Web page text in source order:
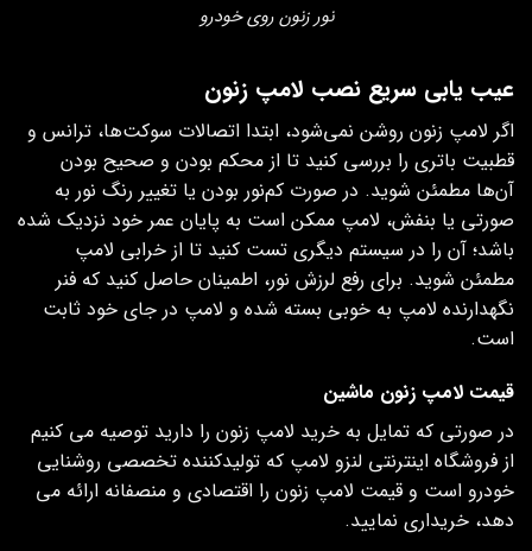
نور زنون روی خودرو
عیب‌ یابی سریع نصب لامپ زنون
اگر لامپ زنون روشن نمی‌شود، ابتدا اتصالات سوکت‌ها، ترانس و
قطبیت باتری را بررسی کنید تا از محکم بودن و صحیح بودن
آن‌ها مطمئن شوید. در صورت کم‌نور بودن یا تغییر رنگ نور به
صورتی یا بنفش، لامپ ممکن است به پایان عمر خود نزدیک شده
باشد؛ آن را در سیستم دیگری تست کنید تا از خرابی لامپ
مطمئن شوید. برای رفع لرزش نور، اطمینان حاصل کنید که فنر
نگهدارنده لامپ به خوبی بسته شده و لامپ در جای خود ثابت
است.
قیمت لامپ زنون ماشین
در صورتی که تمایل به خرید لامپ زنون را دارید توصیه می کنیم
از فروشگاه اینترنتی لنزو لامپ که تولیدکننده تخصصی روشنایی
خودرو است و قیمت لامپ زنون را اقتصادی و منصفانه ارائه می
دهد، خریداری نمایید.